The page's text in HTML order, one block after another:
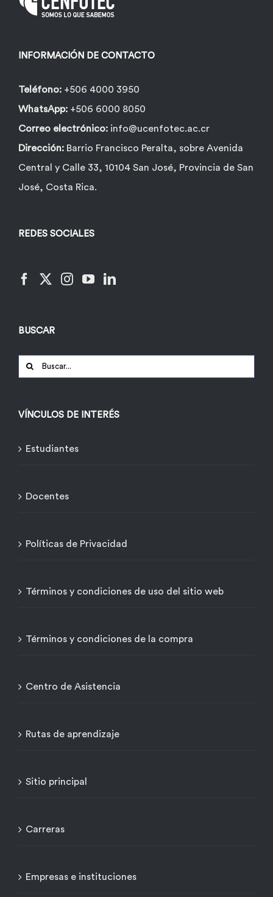
INFORMACIÓN DE CONTACTO
Teléfono: +506 4000 3950
WhatsApp: +506 6000 8050
Correo electrónico: info@ucenfotec.ac.cr
Dirección: Barrio Francisco Peralta, sobre Avenida
Central y Calle 33, 10104 San José, Provincia de San
José, Costa Rica.
REDES SOCIALES
BUSCAR
Buscar:
VÍNCULOS DE INTERÉS
Estudiantes
Docentes
Políticas de Privacidad
Términos y condiciones de uso del sitio web
Términos y condiciones de la compra
Centro de Asistencia
Rutas de aprendizaje
Sitio principal
Carreras
Empresas e instituciones